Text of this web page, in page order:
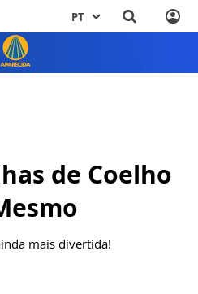
PT
de Coelho
mais divertida!